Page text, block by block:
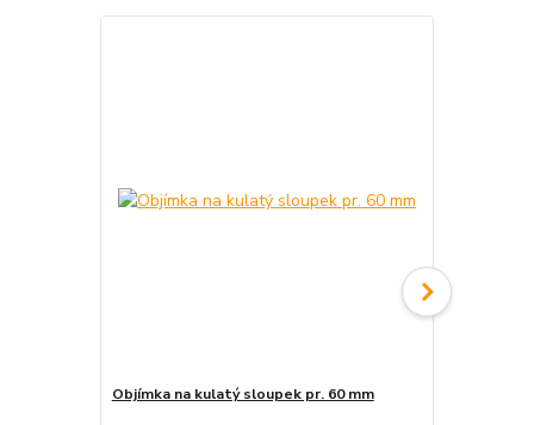
Objímka na kulatý sloupek pr. 60 mm